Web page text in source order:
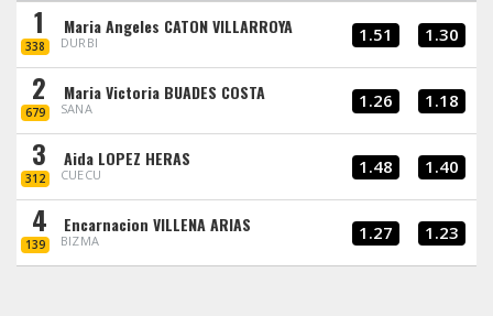
1
338
Maria Angeles CATON VILLARROYA
DURBI 1.51 1.30
2
679
Maria Victoria BUADES COSTA
SANA 1.26 1.18
3
312
Aida LOPEZ HERAS
CUECU 1.48 1.40
4
139
Encarnacion VILLENA ARIAS
BIZMA 1.27 1.23